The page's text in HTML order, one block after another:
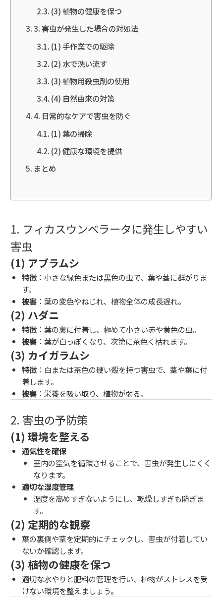
(3) 植物の健康を保つ
3. 害虫が発生した場合の対処法
(1) 手作業での駆除
(2) 水で洗い流す
(3) 植物用殺虫剤の使用
(4) 自然由来の対策
4. 日常的なケアで害虫を防ぐ
(1) 葉の掃除
(2) 健康な環境を提供
まとめ
1. フィカスウンベラータに発生しやすい
害虫
(1) アブラムシ
特徴 ：小さな緑色または黒色の虫で、葉や茎に群がりま
す。
被害 ：葉の変色やねじれ、植物全体の成長遅れ。
(2) ハダニ
特徴 ：葉の裏に付着し、極めて小さい赤や黄色の虫。
被害 ：葉が白っぽくなり、次第に茶色く枯れます。
(3) カイガラムシ
特徴 ：白または茶色の硬い殻を持つ害虫で、茎や葉に付
着します。
被害 ：栄養を吸い取り、植物が弱る。
2. 害虫の予防策
(1) 環境を整える
通気性を確保
室内の空気を循環させることで、害虫が発生しにくく
なります。
適切な湿度管理
湿度を高めすぎないようにし、乾燥しすぎも防ぎま
す。
(2) 定期的な観察
葉の裏側や茎を定期的にチェックし、害虫が付着してい
ないか確認します。
(3) 植物の健康を保つ
適切な水やりと肥料の管理を行い、植物がストレスを受
けない環境を整えましょう。